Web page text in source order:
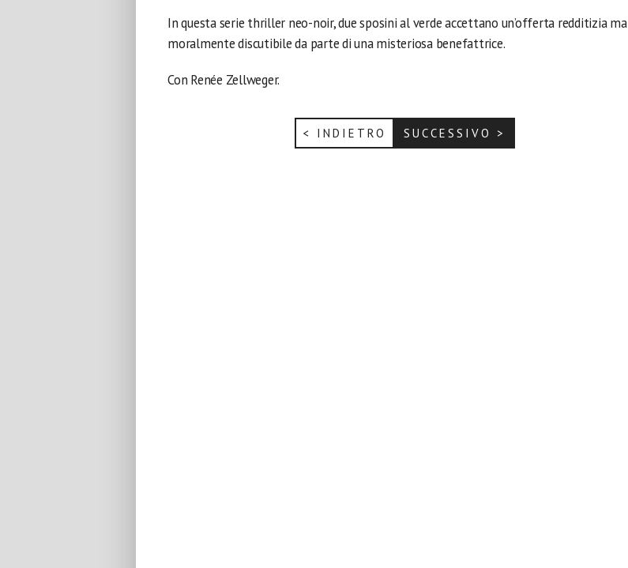
In questa serie thriller neo-noir, due sposini al verde accettano un’offerta redditizia ma
moralmente discutibile da parte di una misteriosa benefattrice.
Con Renée Zellweger.
< INDIETRO SUCCESSIVO >